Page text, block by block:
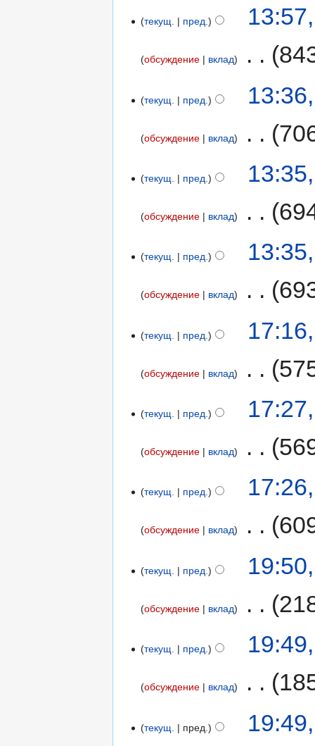
текущ. пред.
обсуждение вклад
текущ. пред.
обсуждение вклад
текущ. пред.
обсуждение вклад
текущ. пред.
обсуждение вклад
текущ. пред.
обсуждение вклад
текущ. пред.
обсуждение вклад
текущ. пред.
обсуждение вклад
текущ. пред.
обсуждение вклад
текущ. пред.
обсуждение вклад
текущ. пред.